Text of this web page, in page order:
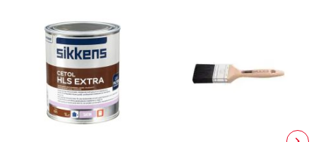
können Sie dem Produktdatenblatt entnehmen.